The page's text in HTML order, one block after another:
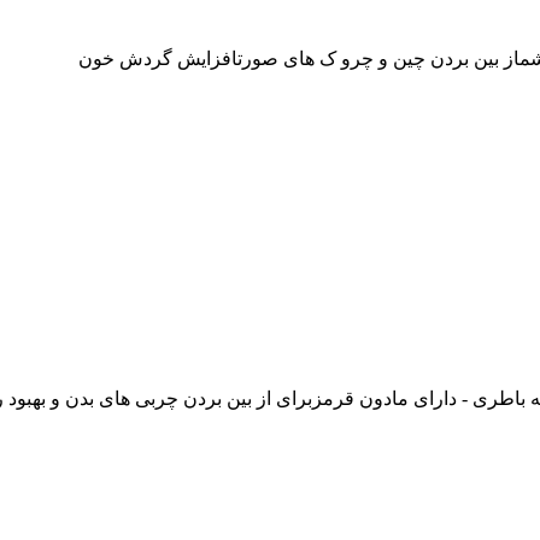
بین بردن چین و چرو ک های صورتافزایش گردش خون
- دارای مادون قرمزبرای از بین بردن چربی های بدن و بهبود